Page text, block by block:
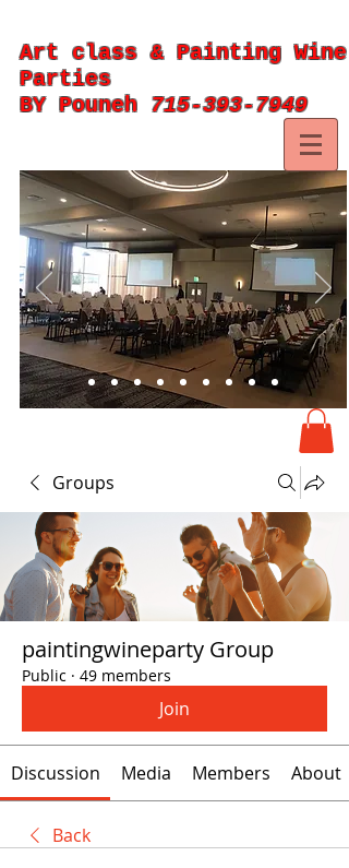
Art class & Painting Wine
Parties
BY Pouneh 715-393-7949
Groups
paintingwineparty Group
Public · 49 members
Join
Discussion Media Members About
Back